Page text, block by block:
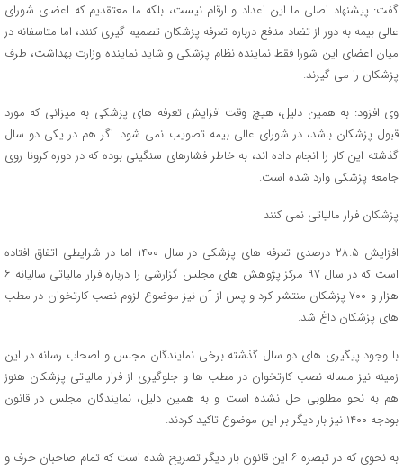
گفت: پیشنهاد اصلی ما این اعداد و ارقام نیست، بلکه ما معتقدیم که اعضای شورای
عالی بیمه به دور از تضاد منافع درباره تعرفه پزشکان تصمیم گیری کنند، اما متاسفانه در
میان اعضای این شورا فقط نماینده نظام پزشکی و شاید نماینده وزارت بهداشت، طرف
پزشکان را می گیرند.
وی افزود: به همین دلیل، هیچ وقت افزایش تعرفه های پزشکی به میزانی که مورد
قبول پزشکان باشد، در شورای عالی بیمه تصویب نمی شود. اگر هم در یکی دو سال
گذشته این کار را انجام داده اند، به خاطر فشارهای سنگینی بوده که در دوره کرونا روی
جامعه پزشکی وارد شده است.
پزشکان فرار مالیاتی نمی کنند
افزایش ۲۸.۵ درصدی تعرفه های پزشکی در سال ۱۴۰۰ اما در شرایطی اتفاق افتاده
است که در سال ۹۷ مرکز پژوهش های مجلس گزارشی را درباره فرار مالیاتی سالیانه ۶
هزار و ۷۰۰ پزشکان منتشر کرد و پس از آن نیز موضوع لزوم نصب کارتخوان در مطب
های پزشکان داغ شد.
با وجود پیگیری های دو سال گذشته برخی نمایندگان مجلس و اصحاب رسانه در این
زمینه نیز مساله نصب کارتخوان در مطب ها و جلوگیری از فرار مالیاتی پزشکان هنوز
هم به نحو مطلوبی حل نشده است و به همین دلیل، نمایندگان مجلس در قانون
بودجه ۱۴۰۰ نیز بار دیگر بر این موضوع تاکید کردند.
به نحوی که در تبصره ۶ این قانون بار دیگر تصریح شده است که تمام صاحبان حرف و